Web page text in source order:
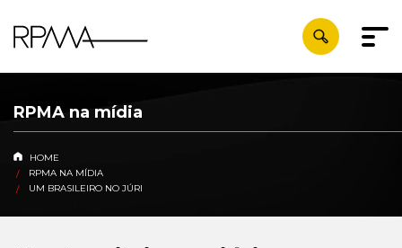
RPMA na mídia
HOME
RPMA NA MÍDIA
UM BRASILEIRO NO JÚRI